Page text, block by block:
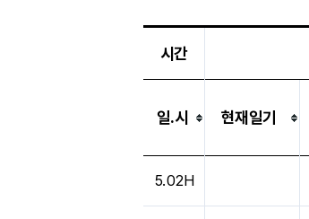
시간
일.시 현재일기
5.02H